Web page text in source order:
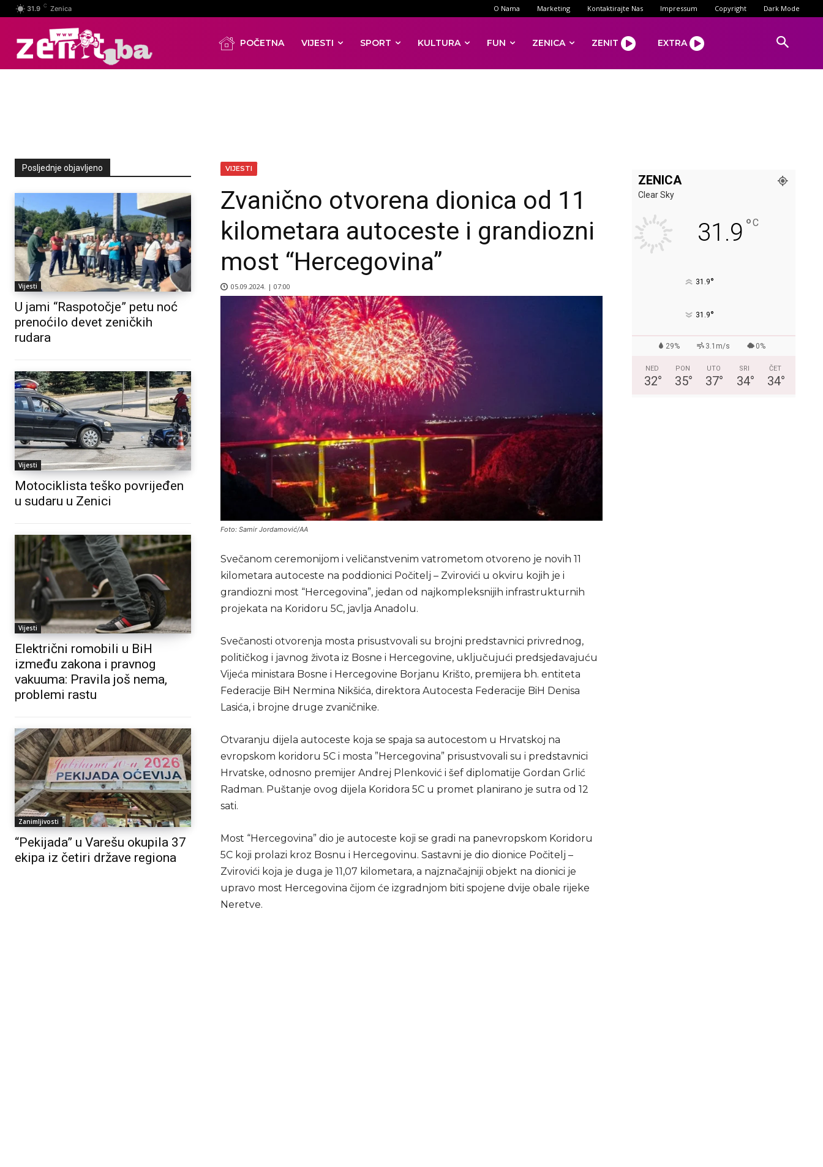
31.9 C Zenica O Nama Marketing Kontaktirajte Nas Impressum Copyright Dark Mode
POČETNA VIJESTI SPORT KULTURA FUN ZENICA ZENIT EXTRA
Posljednje objavljeno
Vijesti
U jami “Raspotočje” petu noć
prenoćilo devet zeničkih
rudara
Vijesti
Motociklista teško povrijeđen
u sudaru u Zenici
Vijesti
Električni romobili u BiH
između zakona i pravnog
vakuuma: Pravila još nema,
problemi rastu
Zanimljivosti
“Pekijada” u Varešu okupila 37
ekipa iz četiri države regiona
VIJESTI
Zvanično otvorena dionica od 11
kilometara autoceste i grandiozni
most “Hercegovina”
05.09.2024. | 07:00
Foto: Samir Jordamović/AA
Svečanom ceremonijom i veličanstvenim vatrometom otvoreno je novih 11
kilometara autoceste na poddionici Počitelj – Zvirovići u okviru kojih je i
grandiozni most “Hercegovina”, jedan od najkompleksnijih infrastrukturnih
projekata na Koridoru 5C, javlja Anadolu.
Svečanosti otvorenja mosta prisustvovali su brojni predstavnici privrednog,
političkog i javnog života iz Bosne i Hercegovine, uključujući predsjedavajuću
Vijeća ministara Bosne i Hercegovine Borjanu Krišto, premijera bh. entiteta
Federacije BiH Nermina Nikšića, direktora Autocesta Federacije BiH Denisa
Lasića, i brojne druge zvaničnike.
Otvaranju dijela autoceste koja se spaja sa autocestom u Hrvatskoj na
evropskom koridoru 5C i mosta ”Hercegovina” prisustvovali su i predstavnici
Hrvatske, odnosno premijer Andrej Plenković i šef diplomatije Gordan Grlić
Radman. Puštanje ovog dijela Koridora 5C u promet planirano je sutra od 12
sati.
Most “Hercegovina” dio je autoceste koji se gradi na panevropskom Koridoru
5C koji prolazi kroz Bosnu i Hercegovinu. Sastavni je dio dionice Počitelj –
Zvirovići koja je duga je 11,07 kilometara, a najznačajniji objekt na dionici je
upravo most Hercegovina čijom će izgradnjom biti spojene dvije obale rijeke
Neretve.
ZENICA
Clear Sky
31.9 °C
31.9°
31.9°
29% 3.1m/s 0%
NED
32°
PON
35°
UTO
37°
SRI
34°
ČET
34°